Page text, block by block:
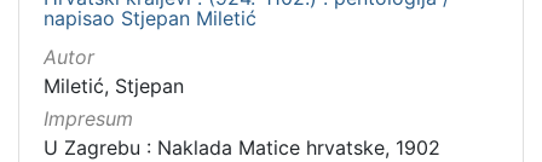
napisao Stjepan Miletić
Autor
Miletić, Stjepan
Impresum
U Zagrebu : Naklada Matice hrvatske, 1902